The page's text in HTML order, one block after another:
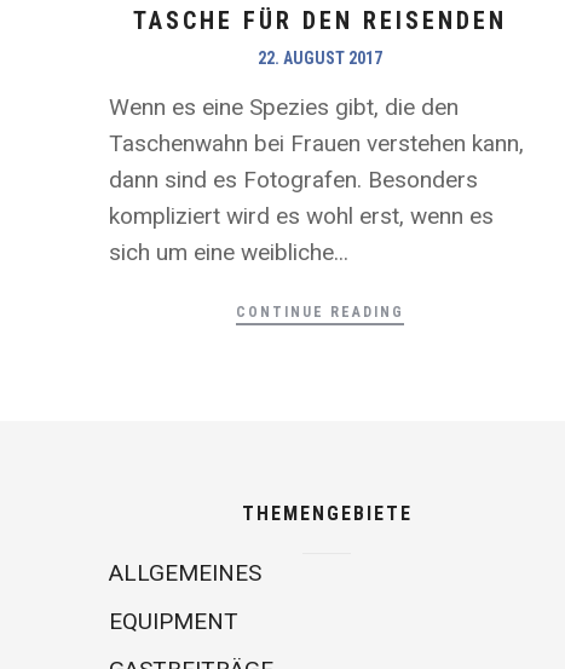
TASCHE FÜR DEN REISENDEN
22. AUGUST 2017
Wenn es eine Spezies gibt, die den
Taschenwahn bei Frauen verstehen kann,
dann sind es Fotografen. Besonders
kompliziert wird es wohl erst, wenn es
sich um eine weibliche...
CONTINUE READING
THEMENGEBIETE
ALLGEMEINES
EQUIPMENT